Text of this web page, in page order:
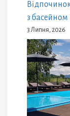
з басейном
3 Липня, 2026